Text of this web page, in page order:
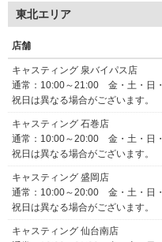
東北エリア
店舗
キャスティング 泉バイパス店
通常：10:00～21:00 金・土・日・
祝日は異なる場合がございます。
キャスティング 石巻店
通常：10:00～20:00 金・土・日・
祝日は異なる場合がございます。
キャスティング 盛岡店
通常：10:00～20:00 金・土・日・
祝日は異なる場合がございます。
キャスティング 仙台南店